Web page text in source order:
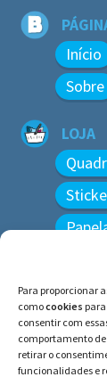
Para proporcionar
comocookies
consentir com
comportamento de
retirar o
funcionalidades e
Início
Sobre
LOJA
por: